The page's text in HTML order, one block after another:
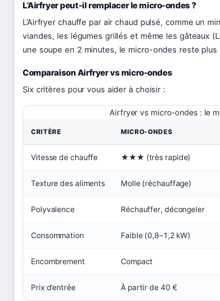
L’Airfryer peut-il remplacer le micro-ondes ?
L’Airfryer chauffe par air chaud pulsé, comme un
viandes, les légumes grillés et même les gâteaux
une soupe en 2 minutes, le micro-ondes reste plus
Comparaison Airfryer vs micro-ondes
Six critères pour vous aider à choisir :
Airfryer vs micro-ondes : le
CRITÈRE MICRO-ONDES
Vitesse de chauffe ★★★ (très rapide)
Texture des aliments Molle (réchauffage)
Polyvalence Réchauffer, décongeler
Consommation Faible (0,8–1,2 kW)
Encombrement Compact
Prix d’entrée À partir de 40 €